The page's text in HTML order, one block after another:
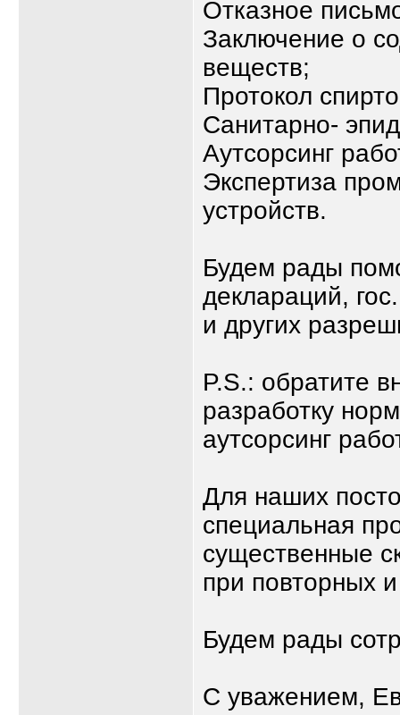
Отказное
Заключение о
веществ;
Протокол
Санитарно-
Аутсорсинг
Экспертиза
устройств.
Будем рады
деклараций,
и других
P.S.: обратите
разработку
аутсорсинг
Для наших
специальная
существенные
при повторных
Будем рады
С уважением,